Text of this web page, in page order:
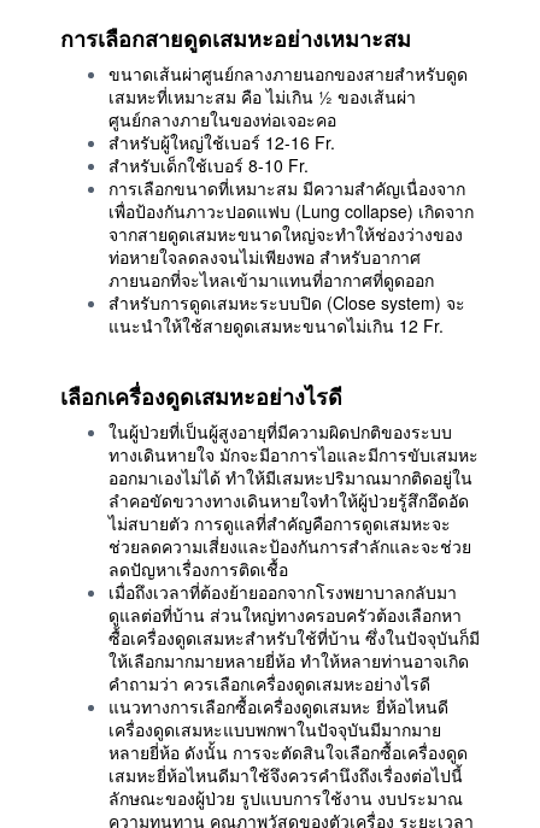
การเลือกสายดูดเสมหะอย่างเหมาะสม
ขนาดเส้นผ่าศูนย์กลางภายนอกของสายสำหรับดูด
เสมหะที่เหมาะสม คือ ไม่เกิน ½ ของเส้นผ่า
ศูนย์กลางภายในของท่อเจอะคอ
สำหรับผู้ใหญ่ใช้เบอร์ 12-16 Fr.
สำหรับเด็กใช้เบอร์ 8-10 Fr.
การเลือกขนาดที่เหมาะสม มีความสำคัญเนื่องจาก
เพื่อป้องกันภาวะปอดแฟบ (Lung collapse) เกิดจาก
จากสายดูดเสมหะขนาดใหญ่จะทำให้ช่องว่างของ
ท่อหายใจลดลงจนไม่เพียงพอ สำหรับอากาศ
ภายนอกที่จะไหลเข้ามาแทนที่อากาศที่ดูดออก
สำหรับการดูดเสมหะระบบปิด (Close system) จะ
แนะนำให้ใช้สายดูดเสมหะขนาดไม่เกิน 12 Fr.
เลือกเครื่องดูดเสมหะอย่างไรดี
ในผู้ป่วยที่เป็นผู้สูงอายุที่มีความผิดปกติของระบบ
ทางเดินหายใจ มักจะมีอาการไอและมีการขับเสมหะ
ออกมาเองไม่ได้ ทำให้มีเสมหะปริมาณมากติดอยู่ใน
ลำคอขัดขวางทางเดินหายใจทำให้ผู้ป่วยรู้สึกอึดอัด
ไม่สบายตัว การดูแลที่สำคัญคือการดูดเสมหะจะ
ช่วยลดความเสี่ยงและป้องกันการสำลักและจะช่วย
ลดปัญหาเรื่องการติดเชื้อ
เมื่อถึงเวลาที่ต้องย้ายออกจากโรงพยาบาลกลับมา
ดูแลต่อที่บ้าน ส่วนใหญ่ทางครอบครัวต้องเลือกหา
ซื้อเครื่องดูดเสมหะสำหรับใช้ที่บ้าน ซึ่งในปัจจุบันก็มี
ให้เลือกมากมายหลายยี่ห้อ ทำให้หลายท่านอาจเกิด
คำถามว่า ควรเลือกเครื่องดูดเสมหะอย่างไรดี
แนวทางการเลือกซื้อเครื่องดูดเสมหะ ยี่ห้อไหนดี
เครื่องดูดเสมหะแบบพกพาในปัจจุบันมีมากมาย
หลายยี่ห้อ ดังนั้น การจะตัดสินใจเลือกซื้อเครื่องดูด
เสมหะยี่ห้อไหนดีมาใช้จึงควรคำนึงถึงเรื่องต่อไปนี้
ลักษณะของผู้ป่วย รูปแบบการใช้งาน งบประมาณ
ความทนทาน คุณภาพวัสดุของตัวเครื่อง ระยะเวลา